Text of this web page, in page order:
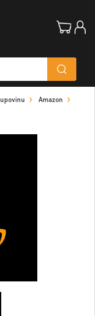
Amazon